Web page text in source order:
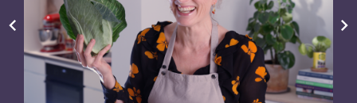
chevron_left chevron_right